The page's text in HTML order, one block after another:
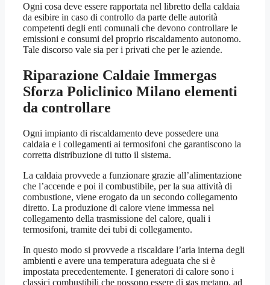
Ogni cosa deve essere rapportata nel libretto della caldaia
da esibire in caso di controllo da parte delle autorità
competenti degli enti comunali che devono controllare le
emissioni e consumi del proprio riscaldamento autonomo.
Tale discorso vale sia per i privati che per le aziende.
Riparazione Caldaie Immergas
Sforza Policlinico Milano elementi
da controllare
Ogni impianto di riscaldamento deve possedere una
caldaia e i collegamenti ai termosifoni che garantiscono la
corretta distribuzione di tutto il sistema.
La caldaia provvede a funzionare grazie all’alimentazione
che l’accende e poi il combustibile, per la sua attività di
combustione, viene erogato da un secondo collegamento
diretto. La produzione di calore viene immessa nel
collegamento della trasmissione del calore, quali i
termosifoni, tramite dei tubi di collegamento.
In questo modo si provvede a riscaldare l’aria interna degli
ambienti e avere una temperatura adeguata che si è
impostata precedentemente. I generatori di calore sono i
classici combustibili che possono essere di gas metano, ad